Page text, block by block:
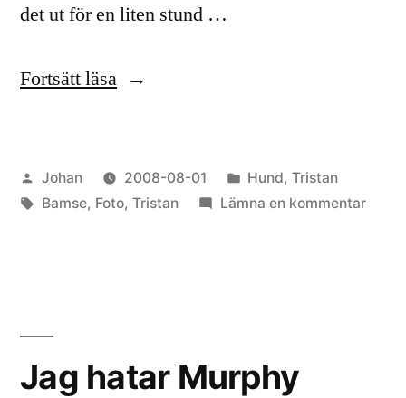
det ut för en liten stund …
Fortsätt läsa ”Hundlek”
Publicerat
av
Johan 2008-08-01
Publicerat
i
Hund,Tristan
Etiketter:
Bamse, Foto, Tristan Lämna en kommentartill
Jag hatar Murphy